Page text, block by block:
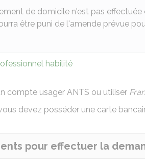
de domicile n'est pas
être puni de l'amende prévue
habilité
compte usager ANTS ou utiliser
devez posséder une carte
pour effectuer la